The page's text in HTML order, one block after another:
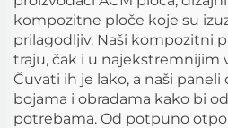
kompozitne ploče koje su
prilagodljiv. Naši kompozitni
traju, čak i u najekstremnijim
Čuvati ih je lako, a naši paneli
bojama i obradama kako bi
potrebama. Od potpuno